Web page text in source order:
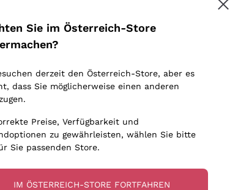
Occhipinti Arianna
Biondi Santi
Argiolas
Zenato
Ca' dei Frati
Chardonnay
finden Sie in unserem Datenschutz-Bestimmungen
Sie im Österreich-Store
derzeit den Österreich-Store, aber es
dass Sie möglicherweise einen anderen
Preise, Verfügbarkeit und
zu gewährleisten, wählen Sie bitte
Sie passenden Store.
IM ÖSTERREICH-STORE FORTFAHREN